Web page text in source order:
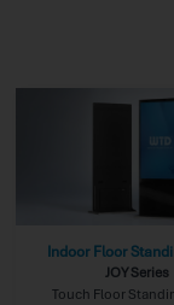
Indoor Floor
JOY Series
Touch Floor